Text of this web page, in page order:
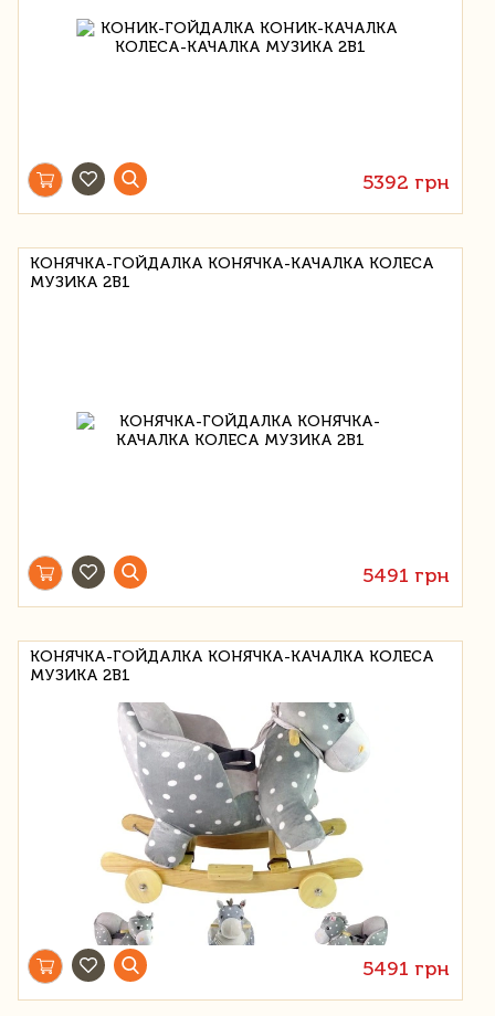
5392 грн
КОНЯЧКА-ГОЙДАЛКА КОНЯЧКА-КАЧАЛКА КОЛЕСА
МУЗИКА 2В1
5491 грн
КОНЯЧКА-ГОЙДАЛКА КОНЯЧКА-КАЧАЛКА КОЛЕСА
МУЗИКА 2В1
5491 грн